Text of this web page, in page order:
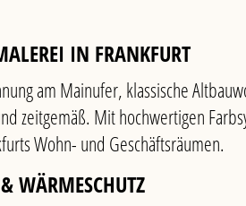
IN FRANKFURT
am Mainufer, klassische
zeitgemäß. Mit hochwertigen
Wohn- und Geschäftsräumen.
WÄRMESCHUTZ